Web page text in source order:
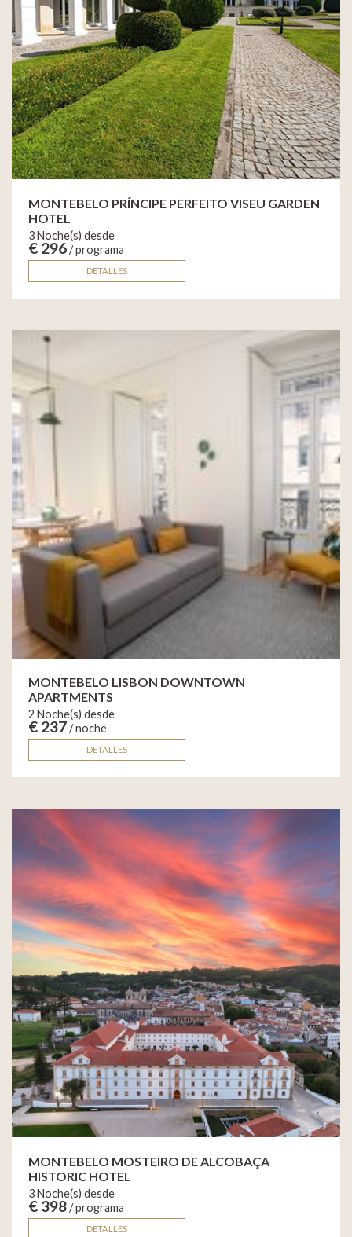
MONTEBELO PRÍNCIPE PERFEITO VISEU GARDEN
HOTEL
3 Noche(s) desde
€ 296/ programa
DETALLES
MONTEBELO LISBON DOWNTOWN
APARTMENTS
2 Noche(s) desde
€ 237/ noche
DETALLES
MONTEBELO MOSTEIRO DE ALCOBAÇA
HISTORIC HOTEL
3 Noche(s) desde
€ 398/ programa
DETALLES